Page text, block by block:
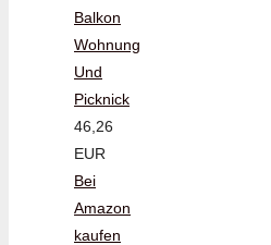
Balkon
Wohnung
Und
Picknick
46,26
EUR
Bei
Amazon
kaufen